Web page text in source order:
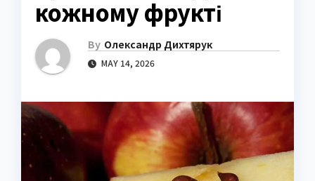
кожному фрукті
By Олександр Дихтярук
MAY 14, 2026